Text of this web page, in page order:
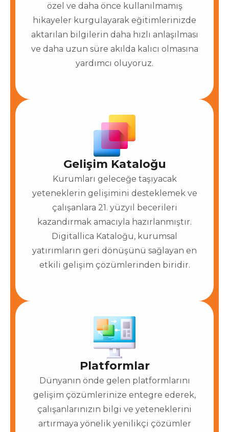
özel ve daha önce kullanılmamış
hikayeler kurgulayarak eğitimlerinizde
aktarılan bilgilerin daha hızlı anlaşılması
ve daha uzun süre akılda kalıcı olmasına
yardımcı oluyoruz.
Gelişim Kataloğu
Kurumları geleceğe taşıyacak
yeteneklerin gelişimini desteklemek ve
çalışanlara 21. yüzyıl becerileri
kazandırmak amacıyla hazırlanmıştır.
Digitallica Kataloğu, kurumsal
yatırımların geri dönüşünü sağlayan en
etkili gelişim çözümlerinden biridir.
Platformlar
Dünyanın önde gelen platformlarını
gelişim çözümlerinize entegre ederek,
çalışanlarınızın bilgi ve yeteneklerini
artırmaya yönelik yenilikçi çözümler